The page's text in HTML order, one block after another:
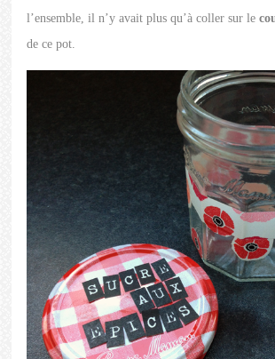
l’ensemble, il n’y avait plus qu’à coller sur le
de ce pot.